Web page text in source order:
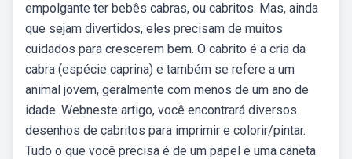
empolgante ter bebês cabras, ou cabritos. Mas, ainda
que sejam divertidos, eles precisam de muitos
cuidados para crescerem bem. O cabrito é a cria da
cabra (espécie caprina) e também se refere a um
animal jovem, geralmente com menos de um ano de
idade. Webneste artigo, você encontrará diversos
desenhos de cabritos para imprimir e colorir/pintar.
Tudo o que você precisa é de um papel e uma caneta